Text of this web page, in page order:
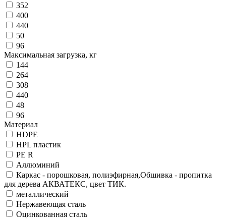
352
400
440
50
96
Максимальная загрузка, кг
144
264
308
440
48
96
Материал
HDPE
HPL пластик
PE R
Аллюминий
Каркас - порошковая, полиэфирная,Обшивка - пропитка
для дерева АКВАТЕКС, цвет ТИК.
металлический
Нержавеющая сталь
Оцинкованная сталь